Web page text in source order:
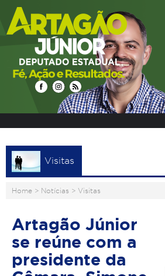
Visitas
Home > Notícias > Visitas
Artagão Júnior
se reúne com a
presidente da